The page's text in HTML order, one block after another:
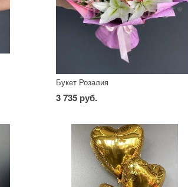
Букет Розалия
3 735 руб.